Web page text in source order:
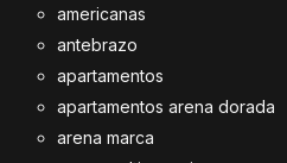
americanas
antebrazo
apartamentos
apartamentos arena dorada
arena marca